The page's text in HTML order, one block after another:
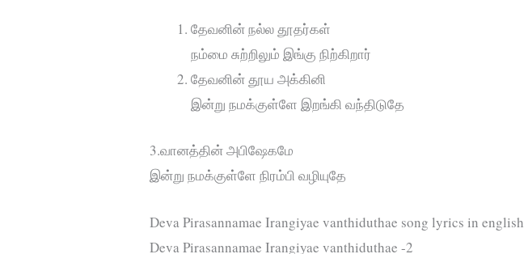
தேவனின் நல்ல தூதர்கள்
நம்மை சுற்றிலும் இங்கு நிற்கிறார்
தேவனின் தூய அக்கினி
இன்று நமக்குள்ளே இறங்கி வந்திடுதே
3.வானத்தின் அபிஷேகமே
இன்று நமக்குள்ளே நிரம்பி வழியுதே
Deva Pirasannamae Irangiyae vanthiduthae song lyrics in english
Deva Pirasannamae Irangiyae vanthiduthae -2